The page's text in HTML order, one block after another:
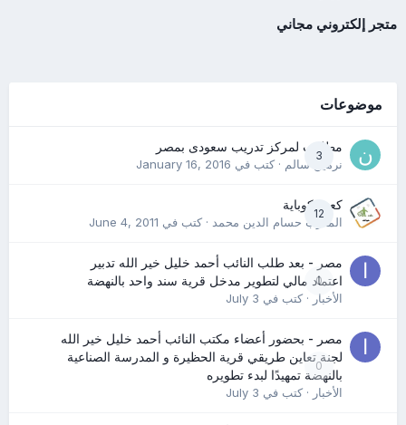
متجر إلكتروني مجاني
موضوعات
3
مطلوب لمركز تدريب سعودى بمصر
نرمين سالم· كتب في January 16, 2016
12
كعب كوباية
المدرب حسام الدين محمد· كتب في June 4, 2011
0
مصر - بعد طلب النائب أحمد خليل خير الله تدبير
اعتماد مالي لتطوير مدخل قرية سند واحد بالنهضة
الأخبار· كتب في July 3
0
مصر - بحضور أعضاء مكتب النائب أحمد خليل خير الله
لجنة تعاين طريقي قرية الحظيرة و المدرسة الصناعية
بالنهضة تمهيدًا لبدء تطويره
الأخبار· كتب في July 3